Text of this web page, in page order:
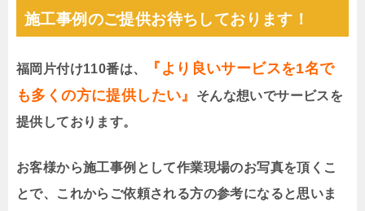
施工事例のご提供お待ちしております！
福岡片付け110番は、
『より良いサービスを1名で
も多くの方に提供したい』
そんな想いでサービスを
提供しております。
お客様から施工事例として作業現場のお写真を頂くこ
とで、これからご依頼される方の参考になると思いま